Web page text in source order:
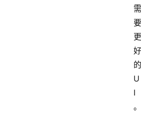
需
要
更
好
的
U
I
。